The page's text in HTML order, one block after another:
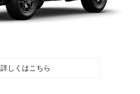
詳しくはこちら